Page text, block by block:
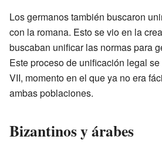
Los germanos también buscaron
con la romana. Esto se vio en la
buscaban unificar las normas para
Este proceso de unificación legal
VII, momento en el que ya no era
ambas poblaciones.
Bizantinos y árabes